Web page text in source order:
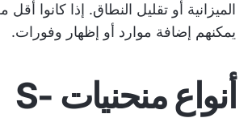
الميزانية أو تقليل النطاق. إذا كانوا أقل
يمكنهم إضافة موارد أو إظهار وفورات.
أنواع منحنيات S-